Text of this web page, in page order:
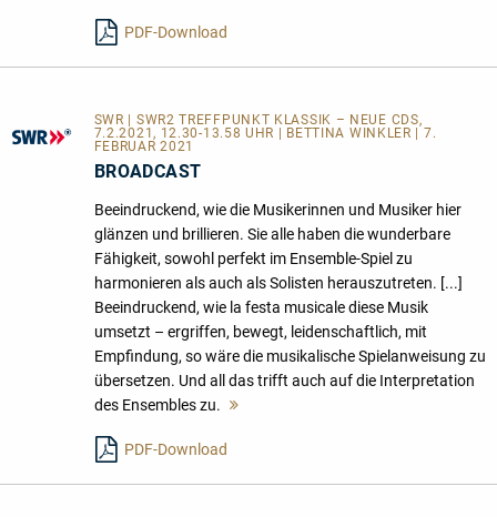
PDF-Download
SWR | SWR2 TREFFPUNKT KLASSIK – NEUE CDS,
7.2.2021, 12.30-13.58 UHR | BETTINA WINKLER | 7.
FEBRUAR 2021
BROADCAST
Beeindruckend, wie die Musikerinnen und Musiker hier
glänzen und brillieren. Sie alle haben die wunderbare
Fähigkeit, sowohl perfekt im Ensemble-Spiel zu
harmonieren als auch als Solisten herauszutreten. [...]
Beeindruckend, wie la festa musicale diese Musik
umsetzt – ergriffen, bewegt, leidenschaftlich, mit
Empfindung, so wäre die musikalische Spielanweisung zu
übersetzen. Und all das trifft auch auf die Interpretation
des Ensembles zu.
PDF-Download